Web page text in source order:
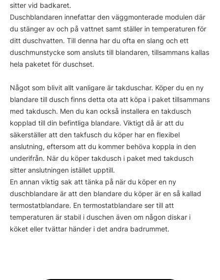
sitter vid badkaret.
Duschblandaren innefattar den väggmonterade modulen där
du stänger av och på vattnet samt ställer in temperaturen för
ditt duschvatten. Till denna har du ofta en slang och ett
duschmunstycke som ansluts till blandaren, tillsammans kallas
hela paketet för duschset.
Något som blivit allt vanligare är takduschar. Köper du en ny
blandare till dusch finns detta ota att köpa i paket tillsammans
med takdusch. Men du kan också installera en takdusch
kopplad till din befintliga blandare. Viktigt då är att du
säkerställer att den takfusch du köper har en flexibel
anslutning, eftersom att du kommer behöva koppla in den
underifrån. När du köper takdusch i paket med takdusch
sitter anslutningen istället upptill.
En annan viktig sak att tänka på när du köper en ny
duschblandare är att den blandare du köper är en så kallad
termostatblandare. En termostatblandare ser till att
temperaturen är stabil i duschen även om någon diskar i
köket eller tvättar händer i det andra badrummet.